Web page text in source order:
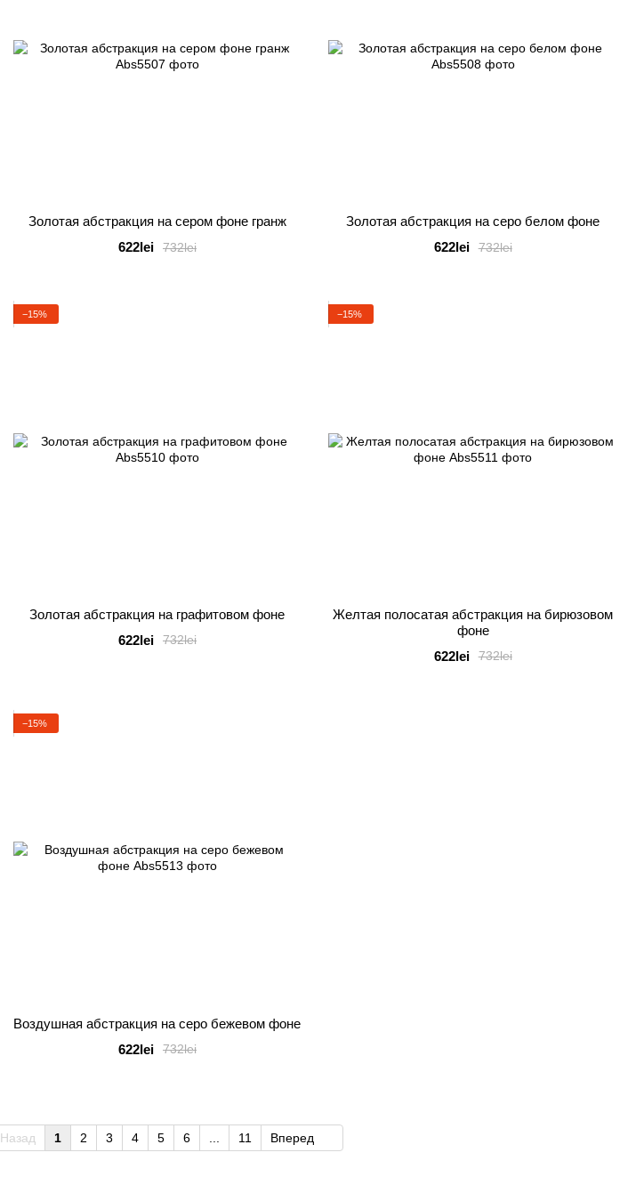
Золотая абстракция на сером фоне гранж
732lei
622lei
Золотая абстракция на серо белом фоне
732lei
622lei
−15%
Золотая абстракция на графитовом фоне
732lei
622lei
−15%
Желтая полосатая абстракция на бирюзовом
фоне
732lei
622lei
−15%
Воздушная абстракция на серо бежевом фоне
732lei
622lei
Назад 1 2 3 4 5 6 11 Вперед